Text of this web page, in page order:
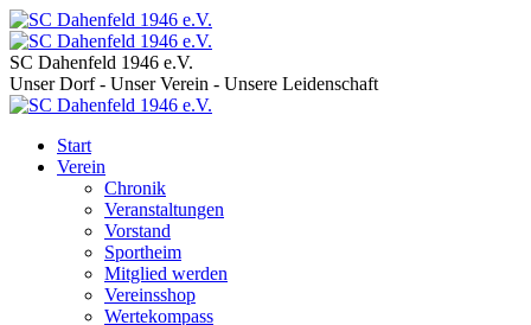
SC Dahenfeld 1946 e.V.
Unser Dorf - Unser Verein - Unsere Leidenschaft
Start
Verein
Chronik
Veranstaltungen
Vorstand
Sportheim
Mitglied werden
Vereinsshop
Wertekompass